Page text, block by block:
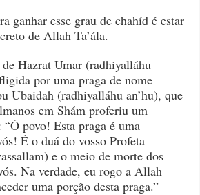
ganhar esse grau de chahíd é estar
de Allah Ta’ála.
Hazrat Umar (radhiyalláhu
por uma praga de nome
Ubaidah (radhiyalláhu an’hu), que
em Shám proferiu um
“Ó povo! Esta praga é uma
É o duá do vosso Profeta
e o meio de morte dos
Na verdade, eu rogo a Allah
uma porção desta praga.”